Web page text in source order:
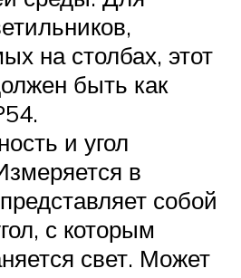
на столбах, этот
быть как
и угол
в
собой
с которым
свет. Может